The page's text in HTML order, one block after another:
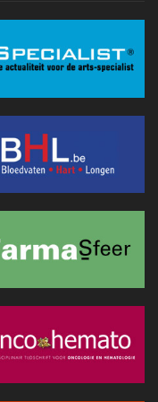
eGezondheid
wat artsen
bij
(UEMS 2026)